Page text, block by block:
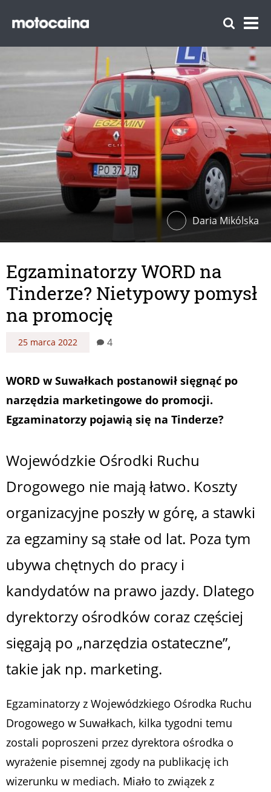
Daria Mikólska
Egzaminatorzy WORD na
Tinderze? Nietypowy pomysł
na promocję
25 marca 2022 4
WORD w Suwałkach postanowił sięgnąć po
narzędzia marketingowe do promocji.
Egzaminatorzy pojawią się na Tinderze?
Wojewódzkie Ośrodki Ruchu
Drogowego nie mają łatwo. Koszty
organizacyjne poszły w górę, a stawki
za egzaminy są stałe od lat. Poza tym
ubywa chętnych do pracy i
kandydatów na prawo jazdy. Dlatego
dyrektorzy ośrodków coraz częściej
sięgają po „narzędzia ostateczne”,
takie jak np. marketing.
Egzaminatorzy z Wojewódzkiego Ośrodka Ruchu
Drogowego w Suwałkach, kilka tygodni temu
zostali poproszeni przez dyrektora ośrodka o
wyrażenie pisemnej zgody na publikację ich
wizerunku w mediach. Miało to związek z